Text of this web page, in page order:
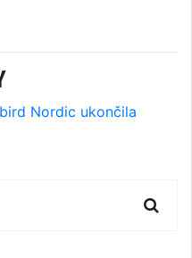
Nordic ukončila